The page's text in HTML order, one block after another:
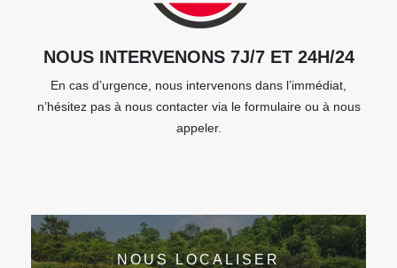
NOUS INTERVENONS 7J/7 ET 24H/24
En cas d’urgence, nous intervenons dans l’immédiat,
n’hésitez pas à nous contacter via le formulaire ou à nous
appeler.
NOUS LOCALISER